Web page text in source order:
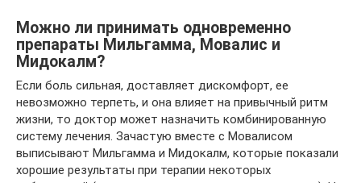
Можно ли принимать одновременно
препараты Мильгамма, Мовалис и
Мидокалм?
Если боль сильная, доставляет дискомфорт, ее
невозможно терпеть, и она влияет на привычный ритм
жизни, то доктор может назначить комбинированную
систему лечения. Зачастую вместе с Мовалисом
выписывают Мильгамма и Мидокалм, которые показали
хорошие результаты при терапии некоторых